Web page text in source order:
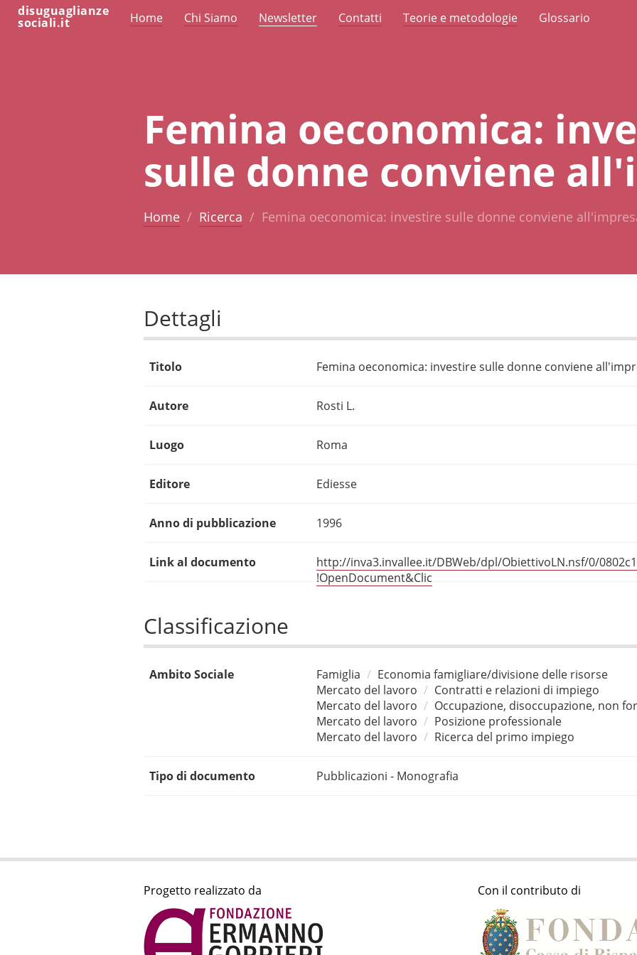
disuguaglianze
sociali.it Home Chi Siamo Newsletter Contatti Teorie e metodologie Glossario
Femina oeconomica:
sulle donne conviene
Home Ricerca Femina oeconomica: investire sulle donne conviene
Dettagli
Titolo Femina oeconomica: investire sulle donne conviene
Autore Rosti L.
Luogo Roma
Editore Ediesse
Anno di pubblicazione 1996
Link al documento
http://inva3.invallee.it/DBWeb/dpl/ObiettivoLN.nsf/0/
!OpenDocument&Clic
Classificazione
Ambito Sociale Famiglia
Economia famigliare/divisione delle risorse
Mercato del lavoro
Contratti e relazioni di impiego
Mercato del lavoro
Occupazione, disoccupazione, non
Mercato del lavoro
Posizione professionale
Mercato del lavoro
Ricerca del primo impiego
Tipo di documento Pubblicazioni - Monografia
Progetto realizzato da Con il contributo di